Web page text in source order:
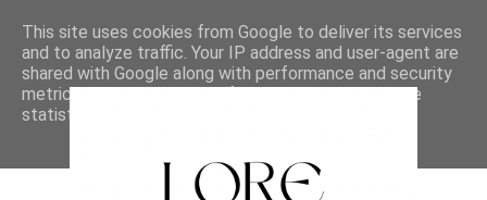
This site uses cookies from Google to deliver its services
and to analyze traffic. Your IP address and user-agent are
shared with Google along with performance and security
metrics to ensure quality of service, generate usage
statistics, and to detect and address abuse.